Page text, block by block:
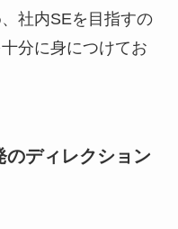
社内SEを目指すの
分に身につけてお
のディレクション